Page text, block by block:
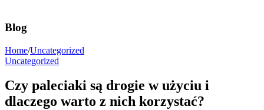
Blog
Home/Uncategorized
Uncategorized
Czy paleciaki są drogie w użyciu i
dlaczego warto z nich korzystać?